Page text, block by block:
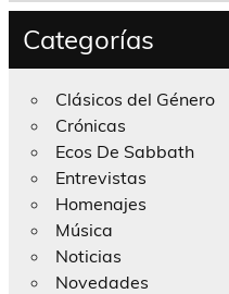
Categorías
Clásicos del Género
Crónicas
Ecos De Sabbath
Entrevistas
Homenajes
Música
Noticias
Novedades